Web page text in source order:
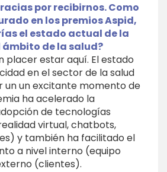
por recibirnos. Como
en los premios Aspid,
el estado actual de la
de la salud?
placer estar aquí. El estado
en el sector de la salud
un un excitante momento de
ha acelerado la
de tecnologías
virtual, chatbots,
y también ha facilitado el
a nivel interno (equipo
(clientes).